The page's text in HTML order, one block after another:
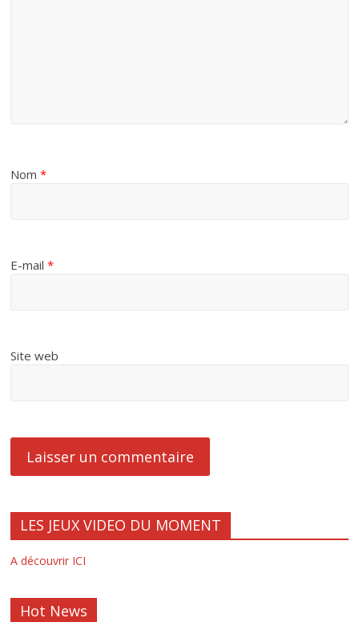
Nom*
E-mail*
Site web
LES JEUX VIDEO DU MOMENT
A découvrir ICI
Hot News